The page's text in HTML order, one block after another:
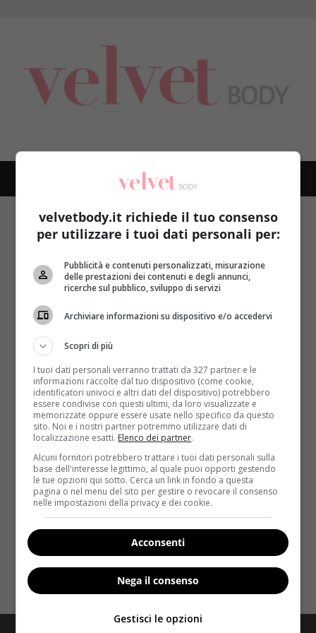
Home tonificazione muscolare
Esercizi a casa
Esercizi efficaci per tonificare il corpo: dalla
teoria alla pratica
Redazione Velvet 7 Luglio 2026
Scopri gli esercizi fondamentali per tonificare il corpo
con tecnica corretta, dai piegamenti alle trazioni, e
come...
Disclaimer
velvetbody.it richiede il tuo consenso
per utilizzare i tuoi dati personali per:
Pubblicità e contenuti personalizzati, misurazione
delle prestazioni dei contenuti e degli annunci,
ricerche sul pubblico, sviluppo di servizi
Archiviare informazioni su dispositivo e/o accedervi
Scopri di più
I tuoi dati personali verranno trattati da 327 partner e le
informazioni raccolte dal tuo dispositivo (come cookie,
identificatori univoci e altri dati del dispositivo) potrebbero
essere condivise con questi ultimi, da loro visualizzate e
memorizzate oppure essere usate nello specifico da questo
sito. Noi e i nostri partner potremmo utilizzare dati di
localizzazione esatti. Elenco dei partner.
Alcuni fornitori potrebbero trattare i tuoi dati personali sulla
base dell'interesse legittimo, al quale puoi opporti gestendo
le tue opzioni qui sotto. Cerca un link in fondo a questa
pagina o nel menu del sito per gestire o revocare il consenso
nelle impostazioni della privacy e dei cookie.
Acconsenti
Nega il consenso
Gestisci le opzioni